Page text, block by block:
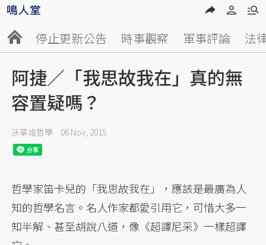
停止更新公告 時事觀察 軍事評論 法
阿捷／「我思故我在」真的無
容置疑嗎？
沃草烙哲學 06 Nov, 2015
哲學家笛卡兒的「我思故我在」，應該是最廣為人
知的哲學名言。名人作家都愛引用它，可惜大多一
知半解、甚至胡說八道，像《超譯尼采》一樣超譯